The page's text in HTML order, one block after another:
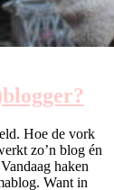
Hoe de vork
zo’n blog én
haken
Want in